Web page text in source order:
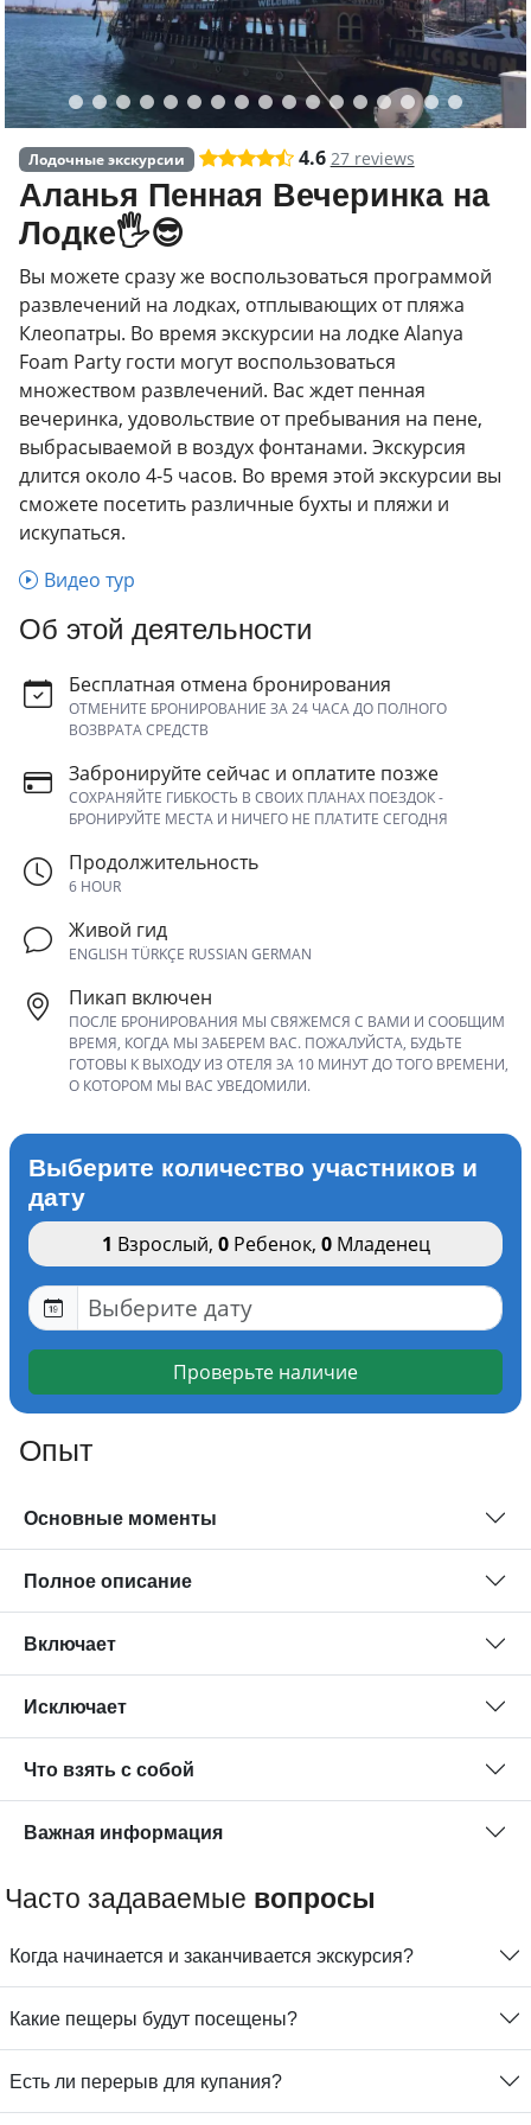
Лодочные экскурсии 4.6 27 reviews
Аланья Пенная Вечеринка на
Лодке🖐️😎
Вы можете сразу же воспользоваться программой
развлечений на лодках, отплывающих от пляжа
Клеопатры. Во время экскурсии на лодке Alanya
Foam Party гости могут воспользоваться
множеством развлечений. Вас ждет пенная
вечеринка, удовольствие от пребывания на пене,
выбрасываемой в воздух фонтанами. Экскурсия
длится около 4-5 часов. Во время этой экскурсии вы
сможете посетить различные бухты и пляжи и
искупаться.
Видео тур
Об этой деятельности
Бесплатная отмена бронирования
ОТМЕНИТЕ БРОНИРОВАНИЕ ЗА 24 ЧАСА ДО ПОЛНОГО
ВОЗВРАТА СРЕДСТВ
Забронируйте сейчас и оплатите позже
СОХРАНЯЙТЕ ГИБКОСТЬ В СВОИХ ПЛАНАХ ПОЕЗДОК -
БРОНИРУЙТЕ МЕСТА И НИЧЕГО НЕ ПЛАТИТЕ СЕГОДНЯ
Продолжительность
6 HOUR
Живой гид
ENGLISH TÜRKÇE RUSSIAN GERMAN
Пикап включен
ПОСЛЕ БРОНИРОВАНИЯ МЫ СВЯЖЕМСЯ С ВАМИ И СООБЩИМ
ВРЕМЯ, КОГДА МЫ ЗАБЕРЕМ ВАС. ПОЖАЛУЙСТА, БУДЬТЕ
ГОТОВЫ К ВЫХОДУ ИЗ ОТЕЛЯ ЗА 10 МИНУТ ДО ТОГО ВРЕМЕНИ,
О КОТОРОМ МЫ ВАС УВЕДОМИЛИ.
Выберите количество участников и
дату
1 Взрослый, 0Ребенок, 0Младенец
Проверьте наличие
Опыт
Основные моменты
Полное описание
Включает
Исключает
Что взять с собой
Важная информация
Часто задаваемые вопросы
Когда начинается и заканчивается экскурсия?
Какие пещеры будут посещены?
Есть ли перерыв для купания?